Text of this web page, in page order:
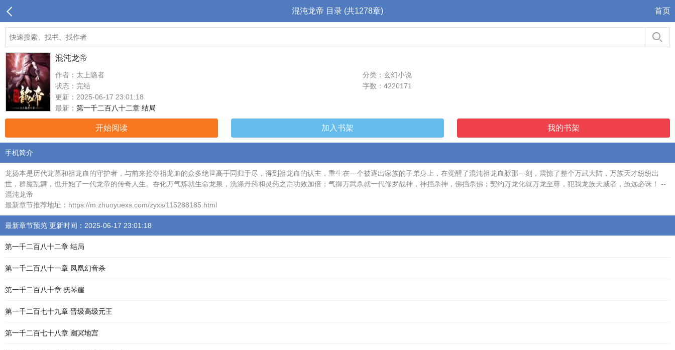
混沌龙帝 目录 (共1278章) 首页
混沌龙帝
作者：太上隐者
分类：玄幻小说
状态：完结
字数：4220171
更新：2025-06-17 23:01:18
最新： 第一千二百八十二章 结局
开始阅读 加入书架 我的书架
手机简介
龙扬本是历代龙墓和祖龙血的守护者，与前来抢夺祖龙血的众多绝世高手同归于尽，得到祖龙血的认主，重生在一个被逐出家族的子弟身上，在觉醒了混沌祖龙血脉那一刻，震惊了整个万武大陆，万族天才纷纷出
世，群魔乱舞，也开始了一代龙帝的传奇人生。吞化万气炼就生命龙泉，洗涤丹药和灵药之后功效加倍；气御万武杀就一代修罗战神，神挡杀神，佛挡杀佛；契约万龙化就万龙至尊，犯我龙族天威者，虽远必诛！ --
混沌龙帝
最新章节推荐地址：https://m.zhuoyuexs.com/zyxs/115288185.html
最新章节预览 更新时间：2025-06-17 23:01:18
第一千二百八十二章 结局
第一千二百八十一章 凤凰幻音杀
第一千二百八十章 抚琴崖
第一千二百七十九章 晋级高级元王
第一千二百七十八章 幽冥地宫